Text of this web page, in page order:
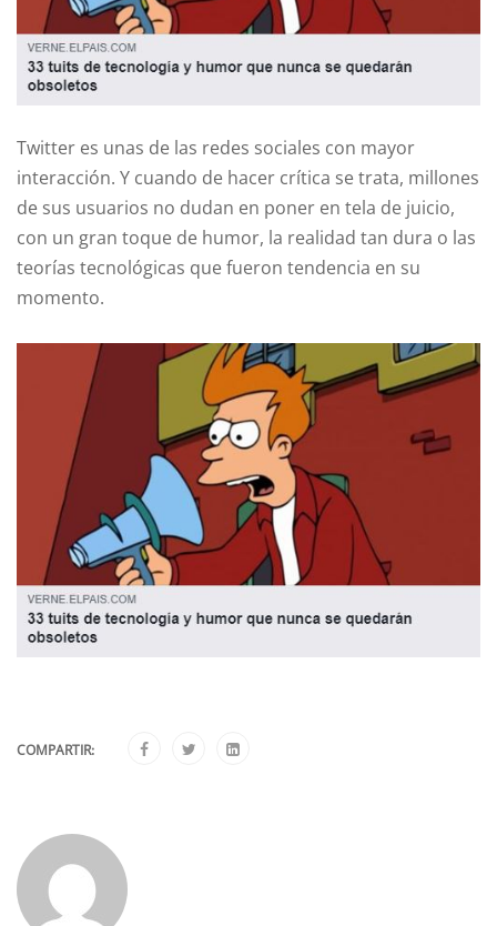
Twitter es unas de las redes sociales con mayor
interacción. Y cuando de hacer crítica se trata, millones
de sus usuarios no dudan en poner en tela de juicio,
con un gran toque de humor, la realidad tan dura o las
teorías tecnológicas que fueron tendencia en su
momento.
COMPARTIR: